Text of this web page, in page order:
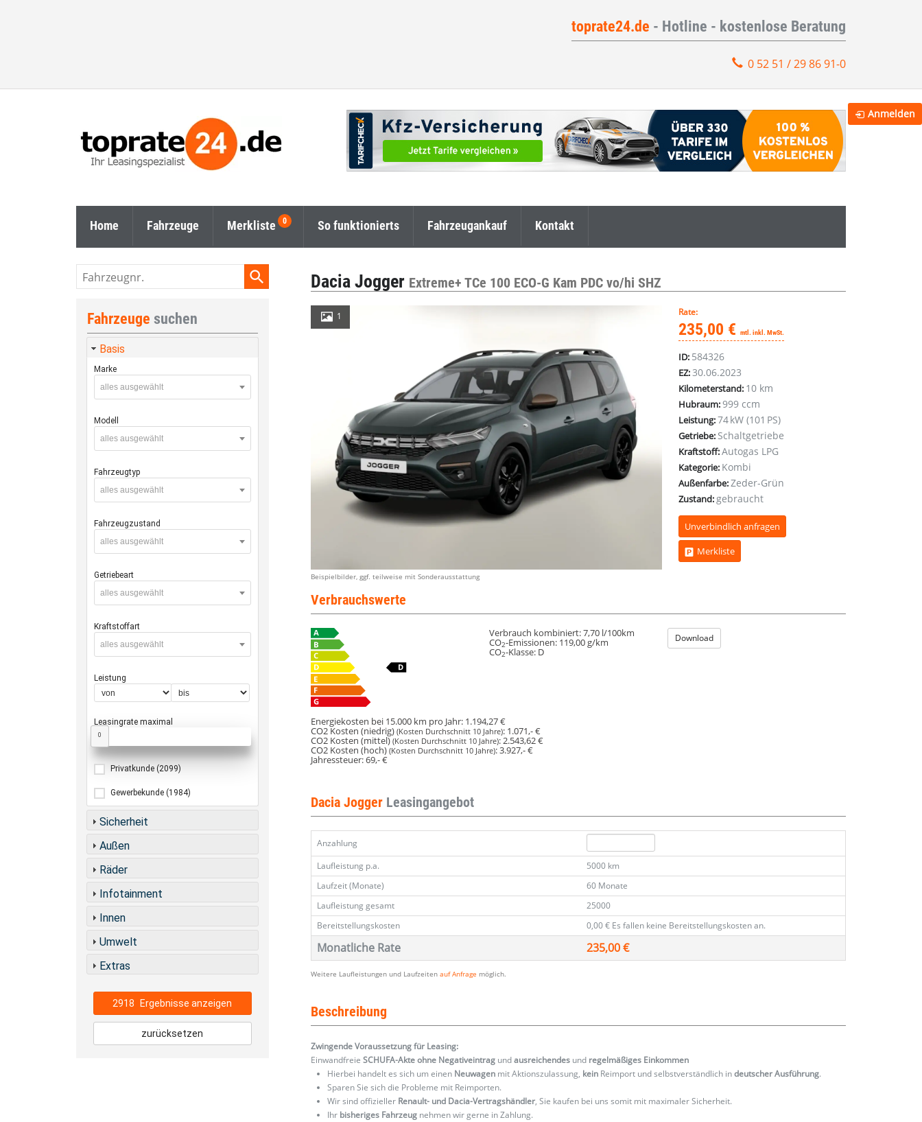
toprate24.de - Hotline - kostenlose Beratung
0 52 51 / 29 86 91-0
Home Fahrzeuge Merkliste So funktionierts Fahrzeugankauf Kontakt
Dacia Jogger Extreme+ TCe 100 ECO-G Kam PDC vo/hi SHZ
1
Beispielbilder, ggf. teilweise mit Sonderausstattung
Rate:
235,00 € mtl. inkl. MwSt.
ID: 584326
EZ:30.06.2023
Kilometerstand: 10 km
Hubraum:999 ccm
Leistung:74 kW (101 PS)
Getriebe: Schaltgetriebe
Kraftstoff:Autogas LPG
Kategorie: Kombi
Außenfarbe:Zeder-Grün
Zustand:gebraucht
Unverbindlich anfragen
Merkliste
Verbrauchswerte
Verbrauch kombiniert:7,70 l/100km
CO2-Emissionen: 119,00 g/km
CO2-Klasse: D
Download
Energiekosten bei 15.000 km pro Jahr: 1.194,27 €
CO2 Kosten (niedrig)(Kosten Durchschnitt 10 Jahre): 1.071,- €
CO2 Kosten (mittel)(Kosten Durchschnitt 10 Jahre):2.543,62 €
CO2 Kosten (hoch)(Kosten Durchschnitt 10 Jahre):3.927,- €
Jahressteuer:69,- €
Dacia Jogger Leasingangebot
Anzahlung
Laufleistung p.a.
5000 km
Laufzeit (Monate)
60 Monate
Laufleistung gesamt
25000
Bereitstellungskosten
0,00 € Es fallen keine Bereitstellungskosten an.
Monatliche Rate 235,00 €
Weitere Laufleistungen und Laufzeitenauf Anfrage möglich.
Beschreibung
Zwingende Voraussetzung für Leasing:
EinwandfreieSCHUFA-Akte ohne Negativeintrag undausreichendes und regelmäßiges Einkommen
Hierbei handelt es sich um einen Neuwagen mit Aktionszulassung, kein Reimport und selbstverständlich indeutscher Ausführung.
Sparen Sie sich die Probleme mit Reimporten.
Wir sind offizieller Renault- und Dacia-Vertragshändler, Sie kaufen bei uns somit mit maximaler Sicherheit.
Ihr bisheriges Fahrzeug nehmen wir gerne in Zahlung.
Fahrzeugnr.
Fahrzeuge suchen
Basis
Marke
alles ausgewählt
Modell
alles ausgewählt
Fahrzeugtyp
alles ausgewählt
Fahrzeugzustand
alles ausgewählt
Getriebeart
alles ausgewählt
Kraftstoffart
alles ausgewählt
Leistung
Leasingrate maximal
0
Privatkunde (2099)
Gewerbekunde (1984)
Sicherheit
Außen
Räder
Infotainment
Innen
Umwelt
Extras
2918 Ergebnisse anzeigen
zurücksetzen
Anmelden